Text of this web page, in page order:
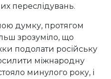
переслідувань.
думку, протягом
зрозуміло, що
подолати російську
міжнародну
минулого року, і